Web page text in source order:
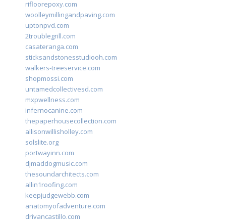
rifloorepoxy.com
woolleymillingandpaving.com
uptonpvd.com
2troublegrill.com
casateranga.com
sticksandstonesstudiooh.com
walkers-treeservice.com
shopmossi.com
untamedcollectivesd.com
mxpwellness.com
infernocanine.com
thepaperhousecollection.com
allisonwillisholley.com
solslite.org
portwayinn.com
djmaddogmusic.com
thesoundarchitects.com
allin1roofing.com
keepjudgewebb.com
anatomyofadventure.com
drivancastillo.com